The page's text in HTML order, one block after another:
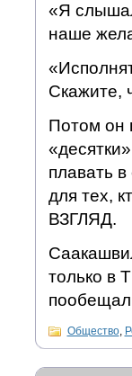
«Я
наше
Скажите,
Потом он
плавать
для тех,
ВЗГЛЯД.
только в
Общество,